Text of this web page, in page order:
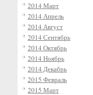
2014 Март
2014 Апрель
2014 Август
2014 Сентябрь
2014 Октябрь
2014 Ноябрь
2014 Декабрь
2015 Февраль
2015 Март